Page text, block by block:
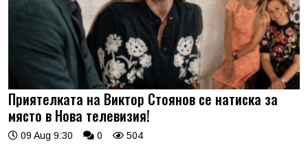
Приятелката на Виктор Стоянов се натиска за
място в Нова телевизия!
09 Aug 9:30 0 504